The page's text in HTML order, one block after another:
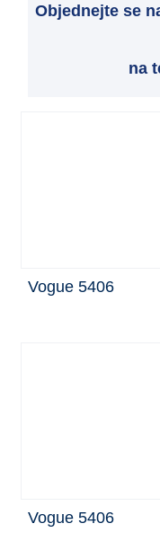
Objednejte se
na
Vogue 5406
Vogue 5406